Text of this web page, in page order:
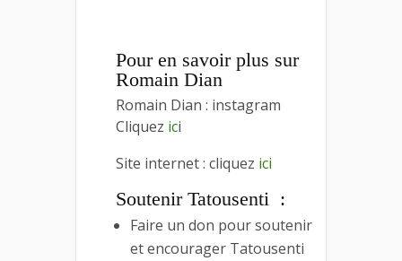
Pour en savoir plus sur
Romain Dian
Romain Dian : instagram
Cliquez ici
Site internet : cliquez ici
Soutenir Tatousenti :
Faire un don pour soutenir
et encourager Tatousenti